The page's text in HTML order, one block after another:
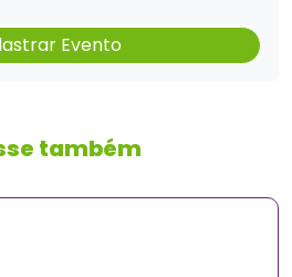
Evento
também